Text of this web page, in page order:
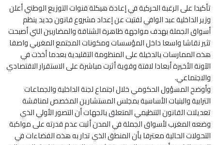
تأكيدا على الرغبة الحركية في إعادة هيكلة قنوات التوزيع الوطني أعلن
وزير الداخلية عبد الوافي لفتيت عن إعداد مشروع قانون جديد ينظم
أسواق الجملة بهدف مواجهة ظاهرة الشناقة والمضاربين التي أصبحت
تثير نقاشا واسعا داخل المؤسسات ومكونات المجتمع المغربي واصفا
هذه الممارسات بالدخيلة على المنظومة التقليدية بعدما أخذت في
الآونة الأخيرة أبعادا لافتة وقوية أثرت مباشرة على الاستقرار الاقتصادي
والاجتماعي.
وأوضح المسؤول الحكومي خلال اجتماع لجنة الداخلية والجماعات
الترابية والبنيات الأساسية بمجلس المستشارين المخصص لمناقشة
تعديلات القانون التنظيمي المتعلق بالجهات أن التصور الأولي الذي
وضعه المغرب لأسواق الجملة في المدن أثبت عدم قدرته على مواكبة
التحولات الحالية معترفا بأن المنطق الذي تدار به هذه الفضاءات في